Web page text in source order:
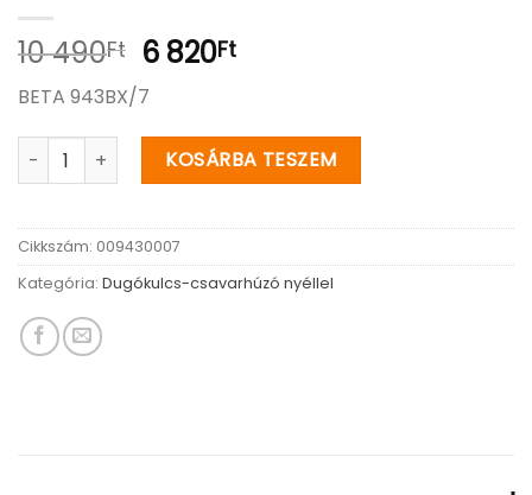
10 490Ft Original
price
was:
10
490Ft.
6 820FtCurrent
6
820Ft.
BETA 943BX/7
943BX 7 Hosszú hatlapú dugókulcs-csavarhúzó
KOSÁRBA TESZEM
Cikkszám: 009430007
Kategória: Dugókulcs-csavarhúzó nyéllel